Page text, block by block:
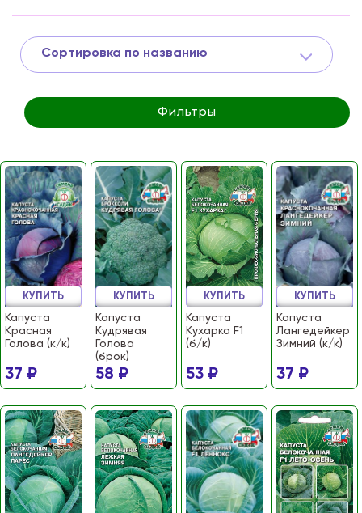
Сортировка по названию
Фильтры
Капуста
Красная
Голова (к/к)
37 ₽
КУПИТЬ
Капуста
Кудрявая
Голова
(брок)
58 ₽
КУПИТЬ
Капуста
Кухарка F1
(б/к)
53 ₽
КУПИТЬ
Капуста
Лангедейкер
Зимний (к/к)
37 ₽
КУПИТЬ